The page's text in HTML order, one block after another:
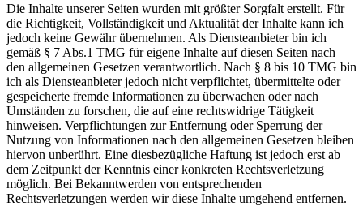
Die Inhalte unserer Seiten wurden mit größter Sorgfalt erstellt. Für
die Richtigkeit, Vollständigkeit und Aktualität der Inhalte kann ich
jedoch keine Gewähr übernehmen. Als Diensteanbieter bin ich
gemäß § 7 Abs.1 TMG für eigene Inhalte auf diesen Seiten nach
den allgemeinen Gesetzen verantwortlich. Nach § 8 bis 10 TMG bin
ich als Diensteanbieter jedoch nicht verpflichtet, übermittelte oder
gespeicherte fremde Informationen zu überwachen oder nach
Umständen zu forschen, die auf eine rechtswidrige Tätigkeit
hinweisen. Verpflichtungen zur Entfernung oder Sperrung der
Nutzung von Informationen nach den allgemeinen Gesetzen bleiben
hiervon unberührt. Eine diesbezügliche Haftung ist jedoch erst ab
dem Zeitpunkt der Kenntnis einer konkreten Rechtsverletzung
möglich. Bei Bekanntwerden von entsprechenden
Rechtsverletzungen werden wir diese Inhalte umgehend entfernen.